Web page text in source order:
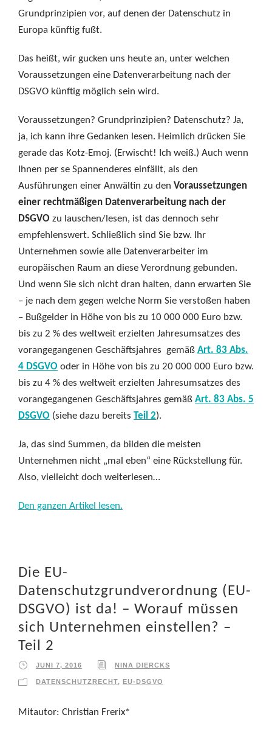
Grundprinzipien vor, auf denen der Datenschutz in
Europa künftig fußt.
Das heißt, wir gucken uns heute an, unter welchen
Voraussetzungen eine Datenverarbeitung nach der
DSGVO künftig möglich sein wird.
Voraussetzungen? Grundprinzipien? Datenschutz? Ja,
ja, ich kann ihre Gedanken lesen. Heimlich drücken Sie
gerade das Kotz-Emoj. (Erwischt! Ich weiß.) Auch wenn
Ihnen per se Spannenderes einfällt, als den
Ausführungen einer Anwältin zu den Voraussetzungen
einer rechtmäßigen Datenverarbeitung nach der
DSGVO zu lauschen/lesen, ist das dennoch sehr
empfehlenswert. Schließlich sind Sie bzw. Ihr
Unternehmen sowie alle Datenverarbeiter im
europäischen Raum an diese Verordnung gebunden.
Und wenn Sie sich nicht dran halten, dann erwarten Sie
– je nach dem gegen welche Norm Sie verstoßen haben
– Bußgelder in Höhe von bis zu 10 000 000 Euro bzw.
bis zu 2 % des weltweit erzielten Jahresumsatzes des
vorangegangenen Geschäftsjahres gemäß Art. 83 Abs.
4 DSGVO oder in Höhe von bis zu 20 000 000 Euro bzw.
bis zu 4 % des weltweit erzielten Jahresumsatzes des
vorangegangenen Geschäftsjahres gemäß Art. 83 Abs. 5
DSGVO (siehe dazu bereits Teil 2).
Ja, das sind Summen, da bilden die meisten
Unternehmen nicht „mal eben“ eine Rückstellung für.
Also, vielleicht doch weiterlesen…
Den ganzen Artikel lesen.
Die EU-
Datenschutzgrundverordnung (EU-
DSGVO) ist da! – Worauf müssen
sich Unternehmen einstellen? –
Teil 2
JUNI 7, 2016 NINA DIERCKS
DATENSCHUTZRECHT, EU-DSGVO
Mitautor: Christian Frerix*